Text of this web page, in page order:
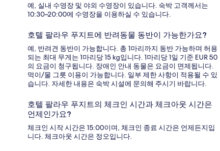
예, 실내 수영장 및 야외 수영장이 있습니다. 숙박 고객께서는
10:30~20:00에 수영장을 이용하실 수 있습니다.
호텔 팔라우 푸지트에 반려동물 동반이 가능한가요?
예, 반려견 동반이 가능합니다. 총 1마리까지 동반 가능하며 허용
되는 최대 무게는 1마리당 15 kg입니다. 1마리당 1일 기준 EUR 50
의 요금이 청구됩니다. 장애인 안내 동물은 요금이 면제됩니다.
먹이/물 그릇 이용이 가능합니다. 일부 제한 사항이 적용될 수 있
습니다. 자세한 내용은 숙박 시설에 문의해 주시기 바랍니다.
호텔 팔라우 푸지트의 체크인 시간과 체크아웃 시간은
언제인가요?
체크인 시작 시간은 15:00이며, 체크인 종료 시간은 언제든지입
니다. 체크아웃 시간은 정오입니다.